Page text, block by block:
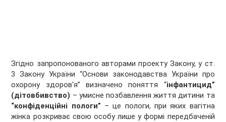
Згідно запропонованого авторами проекту Закону, у ст.
3 Закону України “Основи законодавства України про
охорону здоров'я” визначено поняття “інфантицид”
(дітовбивство) – умисне позбавлення життя дитини та
“конфіденційні пологи” – це пологи, при яких вагітна
жінка розкриває свою особу лише у формі передбаченій